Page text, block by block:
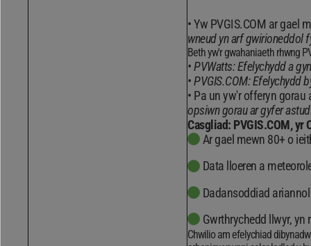
Yw PVGIS.COM ar gael
wneud yn arf gwirioneddol
Beth yw'r gwahaniaeth rhwng
PVWatts: Efelychydd a
PVGIS.COM: Efelychydd
Pa un yw'r offeryn gorau
opsiwn gorau ar gyfer
Casgliad: PVGIS.COM,
Ar gael mewn 80+ o
Data lloeren a
Dadansoddiad
Gwrthrychedd llwyr,
Chwilio am efelychiad